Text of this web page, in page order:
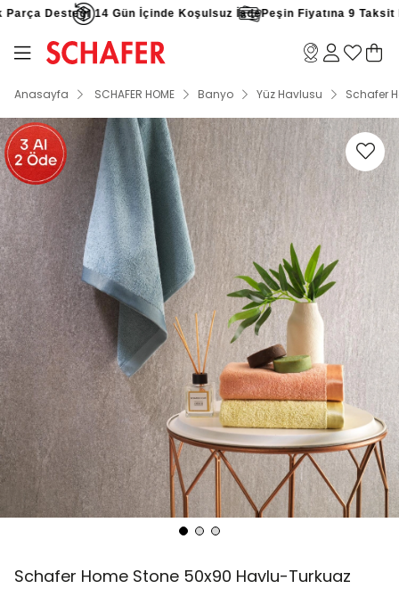
Desteği 14 Gün İçinde Koşulsuz İadePeşin Fiyatına 9 Taksit
Anasayfa SCHAFER HOME Banyo Yüz Havlusu Schafer
Schafer Home Stone 50x90 Havlu-Turkuaz